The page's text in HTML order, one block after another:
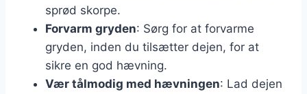
sprød skorpe.
Forvarm gryden: Sørg for at forvarme
gryden, inden du tilsætter dejen, for at
sikre en god hævning.
Vær tålmodig med hævningen: Lad dejen